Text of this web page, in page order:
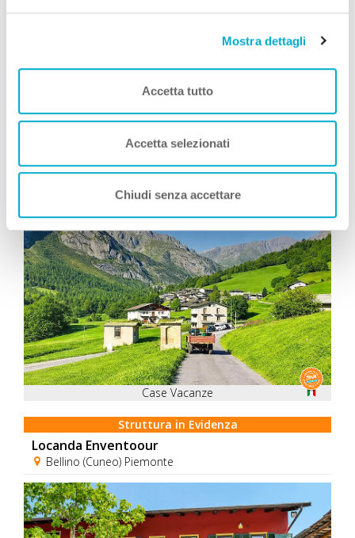
Mostra dettagli
Accetta tutto
Accetta selezionati
Chiudi senza accettare
COME TE
Leggi Tutto
Consigliati da Zampa Vacanza
Case Vacanze
Struttura in Evidenza
Locanda Enventoour
Bellino (Cuneo) Piemonte